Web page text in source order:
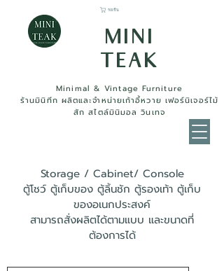
MINI
TEAK
Minimal & Vintage Furniture
ร้านมินิทีก ผลิตและจำหน่ายเก้าอี้หวาย เฟอร์นิเจอร์ไม้
สัก สไตล์มินิมอล วินเทจ
รถเข็น
Storage / Cabinet/ Console
ตู้โชว์ ตู้เก็บของ ตู้ลิ้นชัก ตู้รองเท้า ตู้เก็บ
ของอเนกประสงค์
สามารถสั่งผลิตได้ตามแบบ และขนาดที่
ต้องการได้